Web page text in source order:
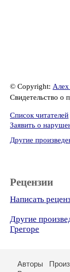
© Copyright: Алех
Свидетельство о
Список читателей
Заявить о
Другие
Рецензии
Написать
Другие
Грегоре
Авторы